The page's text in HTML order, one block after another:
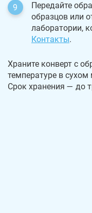
Передайте
образцов или
лаборатории,
Контакты.
Храните конверт с
температуре в сухом
Срок хранения — до